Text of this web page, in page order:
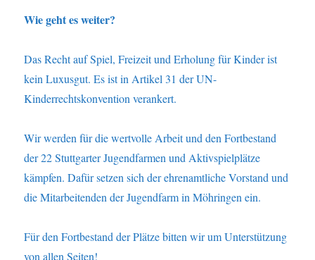
Wie geht es weiter?
Das Recht auf Spiel, Freizeit und Erholung für Kinder ist
kein Luxusgut. Es ist in Artikel 31 der UN-
Kinderrechtskonvention verankert.
Wir werden für die wertvolle Arbeit und den Fortbestand
der 22 Stuttgarter Jugendfarmen und Aktivspielplätze
kämpfen. Dafür setzen sich der ehrenamtliche Vorstand und
die Mitarbeitenden der Jugendfarm in Möhringen ein.
Für den Fortbestand der Plätze bitten wir um Unterstützung
von allen Seiten!